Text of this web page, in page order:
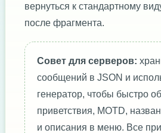
вернуться к стандартному
после фрагмента.
Совет для серверов:
сообщений в JSON и
генератор, чтобы быстро
приветствия, MOTD,
и описания в меню. Все